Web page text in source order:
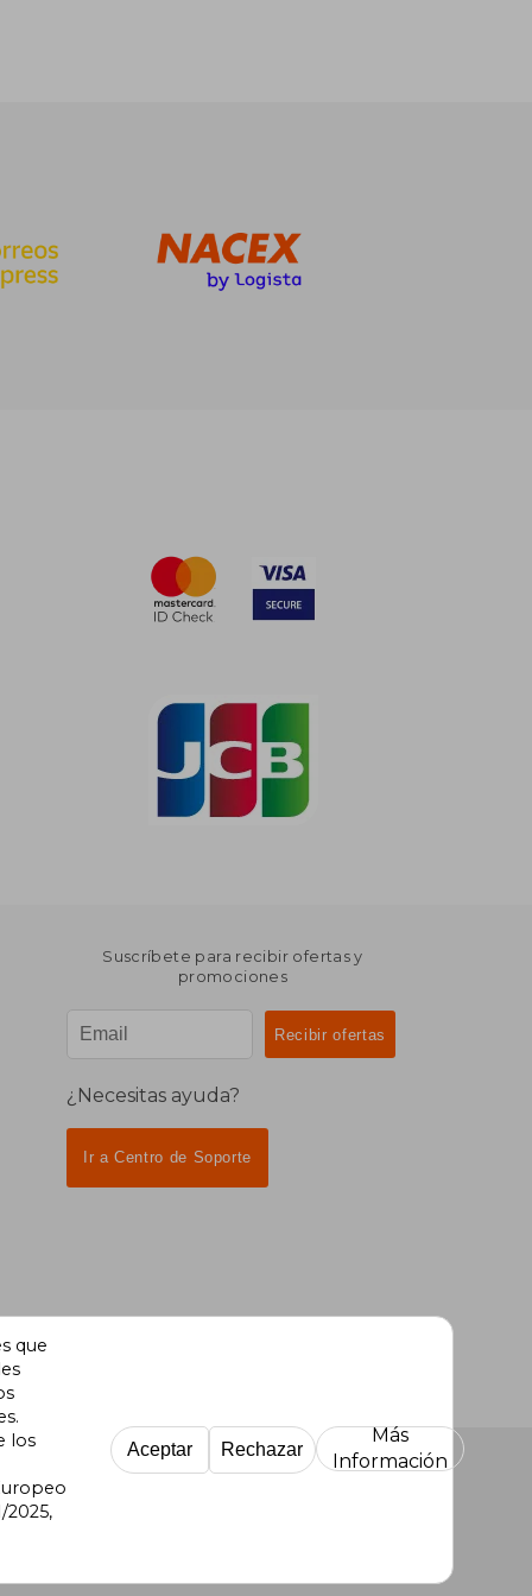
Suscríbete para recibir ofertas y
promociones
¿Necesitas ayuda?
Ir a Centro de Soporte
que
los
2025,
Aceptar Rechazar
Más
Información